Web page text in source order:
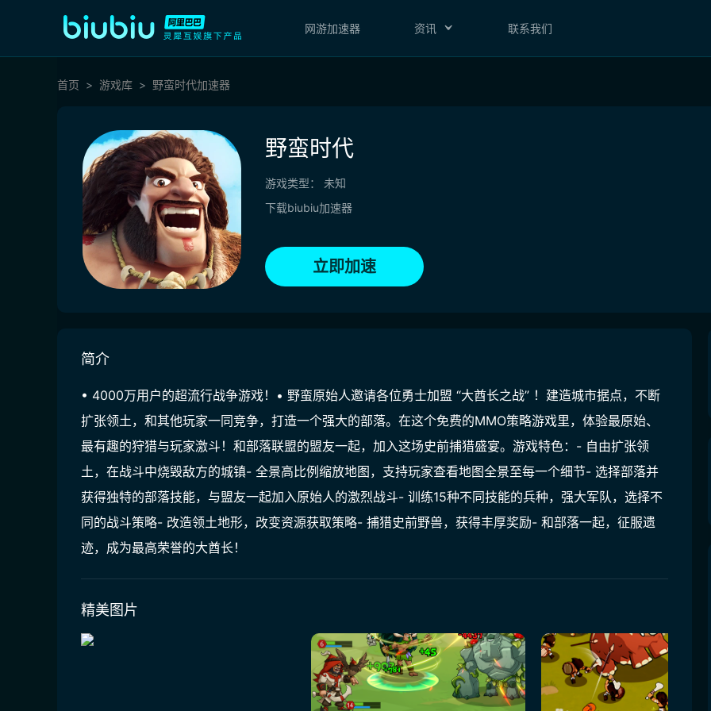
网游加速器 资讯 联系我们
首页 游戏库 野蛮时代加速器
野蛮时代
游戏类型：
未知
下载biubiu加速器
立即加速
简介
• 4000万用户的超流行战争游戏！• 野蛮原始人邀请各位勇士加盟 “大酋长之战” ！建造城市据点，不断
扩张领土，和其他玩家一同竞争，打造一个强大的部落。在这个免费的MMO策略游戏里，体验最原始、
最有趣的狩猎与玩家激斗！和部落联盟的盟友一起，加入这场史前捕猎盛宴。游戏特色：- 自由扩张领
土，在战斗中烧毁敌方的城镇- 全景高比例缩放地图，支持玩家查看地图全景至每一个细节- 选择部落并
获得独特的部落技能，与盟友一起加入原始人的激烈战斗- 训练15种不同技能的兵种，强大军队，选择不
同的战斗策略- 改造领土地形，改变资源获取策略- 捕猎史前野兽，获得丰厚奖励- 和部落一起，征服遗
迹，成为最高荣誉的大酋长！
精美图片